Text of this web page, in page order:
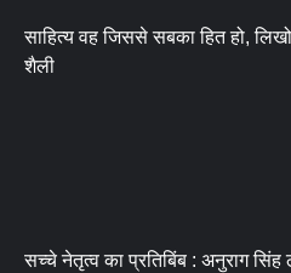
साहित्य वह जिससे सबका हित हो,
शैली
सच्चे नेतृत्व का प्रतिबिंब : अनुराग सिंह